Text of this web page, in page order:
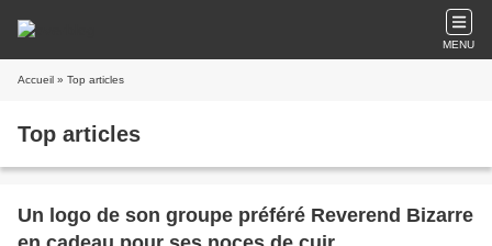
MENU
Accueil » Top articles
Top articles
Un logo de son groupe préféré Reverend Bizarre